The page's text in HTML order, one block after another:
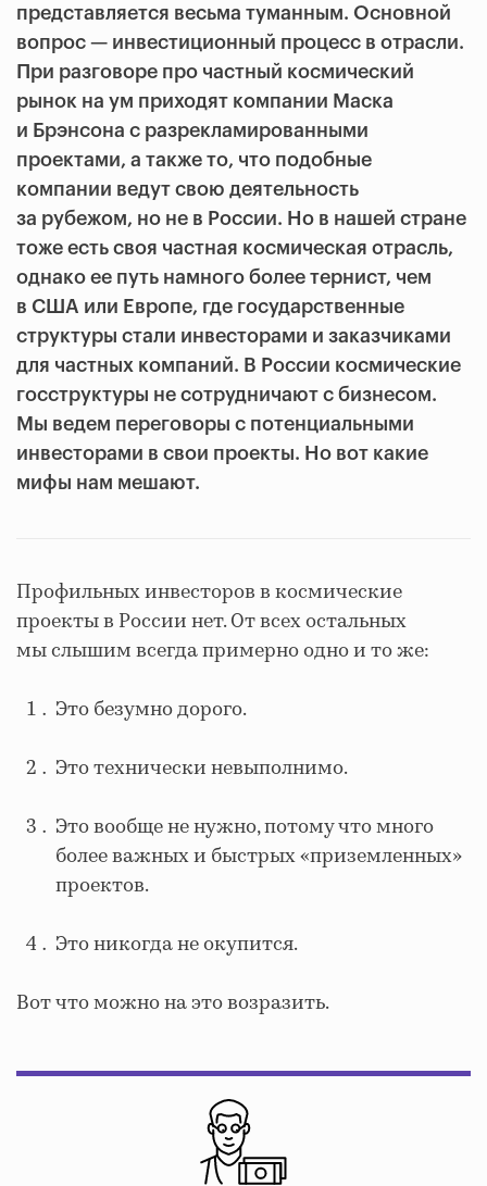
представляется весьма туманным. Основной
вопрос — инвестиционный процесс в отрасли.
При разговоре про частный космический
рынок на ум приходят компании Маска
и Брэнсона с разрекламированными
проектами, а также то, что подобные
компании ведут свою деятельность
за рубежом, но не в России. Но в нашей стране
тоже есть своя частная космическая отрасль,
однако ее путь намного более тернист, чем
в США или Европе, где государственные
структуры стали инвесторами и заказчиками
для частных компаний. В России космические
госструктуры не сотрудничают с бизнесом.
Мы ведем переговоры с потенциальными
инвесторами в свои проекты. Но вот какие
мифы нам мешают.
Профильных инвесторов в космические
проекты в России нет. От всех остальных
мы слышим всегда примерно одно и то же:
Это безумно дорого.
Это технически невыполнимо.
Это вообще не нужно, потому что много
более важных и быстрых «приземленных»
проектов.
Это никогда не окупится.
Вот что можно на это возразить.